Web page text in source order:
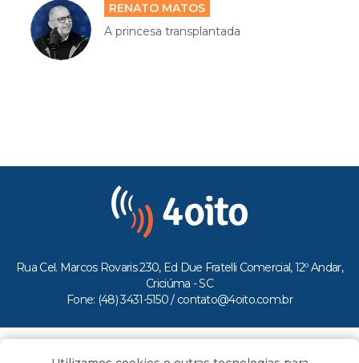
RENATO MATOS
A princesa transplantada
Rua Cel. Marcos Rovaris 230, Ed Due Fratelli Comercial, 12º Andar,
Criciúma - SC
Fone: (48) 3431-5150 / contato@4oito.com.br